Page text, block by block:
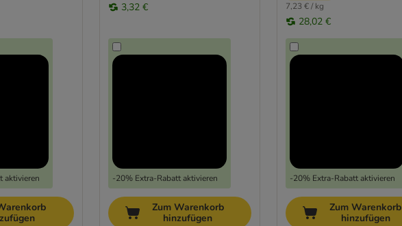
aktivieren
3,32 €
-20% Extra-Rabatt aktivieren
Zum Warenkorb
hinzufügen
7,23 € / kg
28,02 €
-20% Extra-Rabatt aktivieren
Zum Warenkorb
hinzufügen